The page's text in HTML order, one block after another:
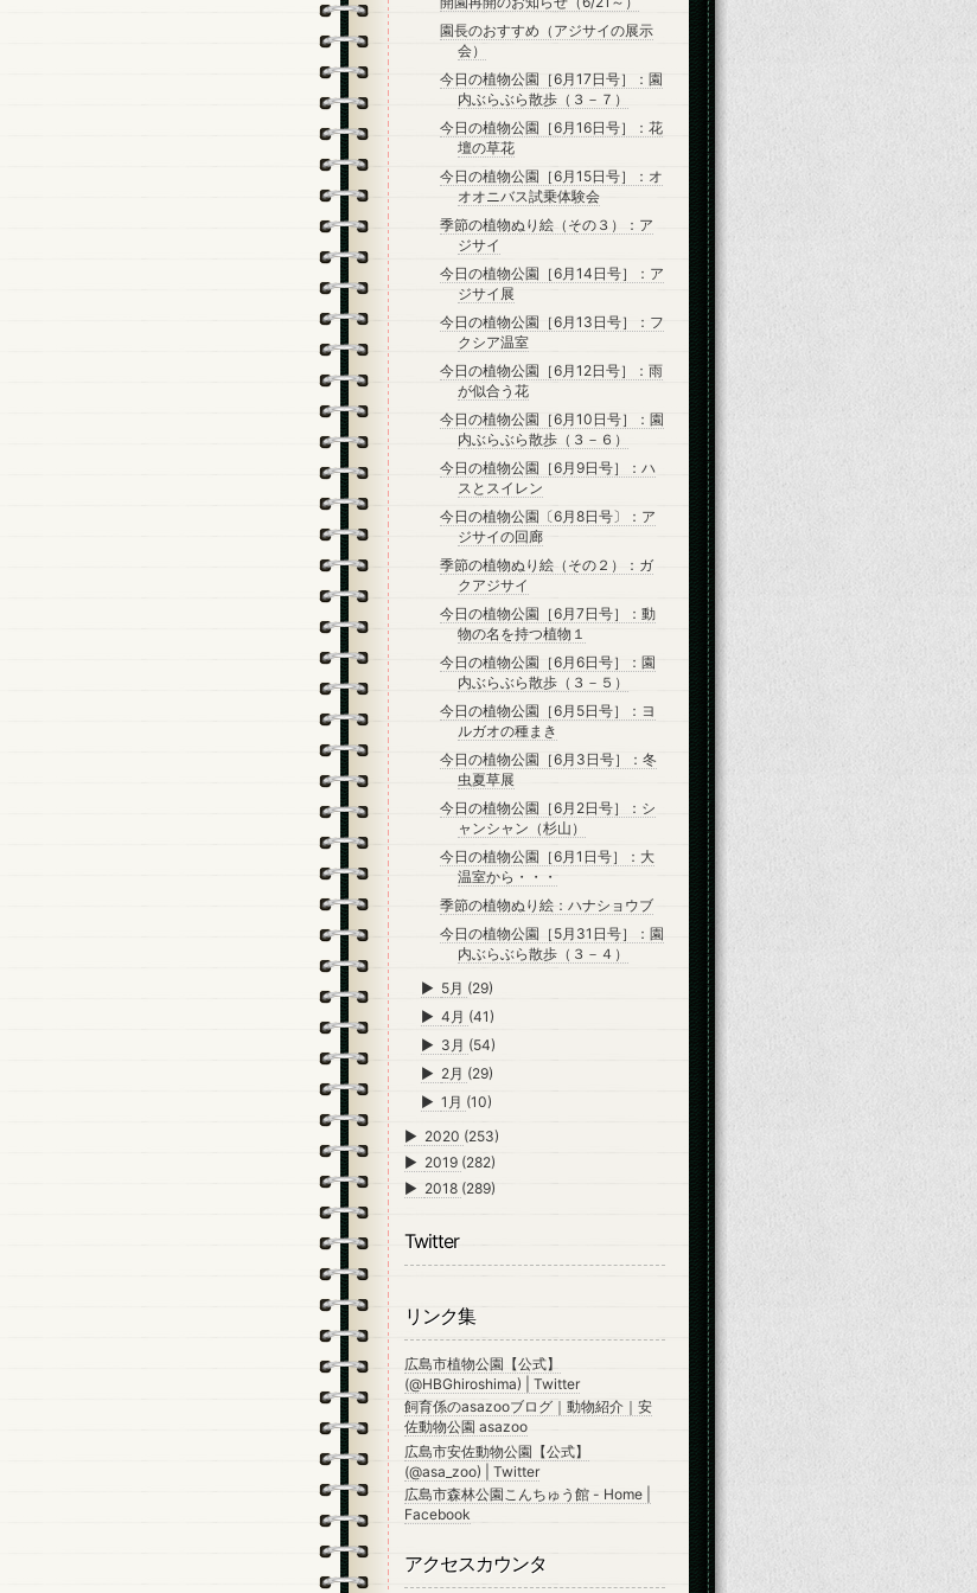
園長のおすすめ（アジサイの展示
会）
今日の植物公園［6月17日号］：園
内ぶらぶら散歩（３－７）
今日の植物公園［6月16日号］：花
壇の草花
今日の植物公園［6月15日号］：オ
オオニバス試乗体験会
季節の植物ぬり絵（その３）：ア
ジサイ
今日の植物公園［6月14日号］：ア
ジサイ展
今日の植物公園［6月13日号］：フ
クシア温室
今日の植物公園［6月12日号］：雨
が似合う花
今日の植物公園［6月10日号］：園
内ぶらぶら散歩（３－６）
今日の植物公園［6月9日号］：ハ
スとスイレン
今日の植物公園〔6月8日号〕：ア
ジサイの回廊
季節の植物ぬり絵（その２）：ガ
クアジサイ
今日の植物公園［6月7日号］：動
物の名を持つ植物１
今日の植物公園［6月6日号］：園
内ぶらぶら散歩（３－５）
今日の植物公園［6月5日号］：ヨ
ルガオの種まき
今日の植物公園［6月3日号］：冬
虫夏草展
今日の植物公園［6月2日号］：シ
ャンシャン（杉山）
今日の植物公園［6月1日号］：大
温室から・・・
季節の植物ぬり絵：ハナショウブ
今日の植物公園［5月31日号］：園
内ぶらぶら散歩（３－４）
► 5月 (29)
►4月 (41)
► 3月 (54)
► 2月 (29)
►1月 (10)
► 2020 (253)
► 2019 (282)
► 2018 (289)
Twitter
リンク集
広島市植物公園【公式】
(@HBGhiroshima) | Twitter
飼育係のasazooブログ｜動物紹介｜安
佐動物公園 asazoo
広島市安佐動物公園【公式】
(@asa_zoo) | Twitter
広島市森林公園こんちゅう館 - Home |
Facebook
アクセスカウンタ